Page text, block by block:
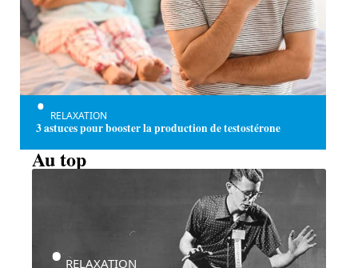
RELAXATION
3 astuces pour booster la production de testostérone
Au top
RELAXATION